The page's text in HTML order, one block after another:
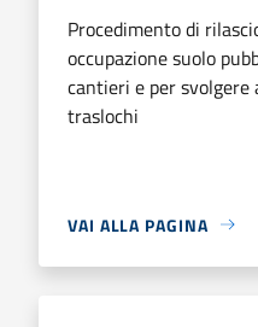
Procedimento di
occupazione suolo
cantieri e per
traslochi
VAI ALLA PAGINA